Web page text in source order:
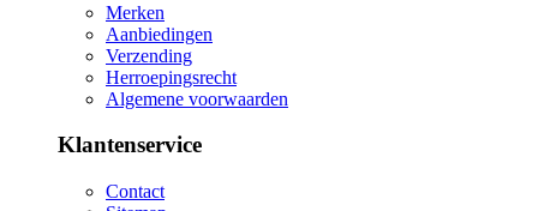
Merken
Aanbiedingen
Verzending
Herroepingsrecht
Algemene voorwaarden
Klantenservice
Contact